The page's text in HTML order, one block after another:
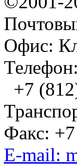
Офис:
+7
Факс:
E-mail: